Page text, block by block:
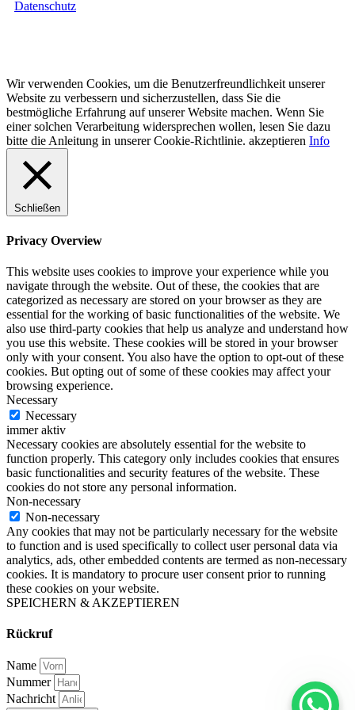
Datenschutz
Wir verwenden Cookies, um die Benutzerfreundlichkeit unserer
Website zu verbessern und sicherzustellen, dass Sie die
bestmögliche Erfahrung auf unserer Website machen. Wenn Sie
einer solchen Verarbeitung widersprechen wollen, lesen Sie dazu
bitte die Anleitung in unserer Cookie-Richtlinie. akzeptieren Info
Schließen
Privacy Overview
This website uses cookies to improve your experience while you
navigate through the website. Out of these, the cookies that are
categorized as necessary are stored on your browser as they are
essential for the working of basic functionalities of the website. We
also use third-party cookies that help us analyze and understand how
you use this website. These cookies will be stored in your browser
only with your consent. You also have the option to opt-out of these
cookies. But opting out of some of these cookies may affect your
browsing experience.
Necessary
Necessary
immer aktiv
Necessary cookies are absolutely essential for the website to
function properly. This category only includes cookies that ensures
basic functionalities and security features of the website. These
cookies do not store any personal information.
Non-necessary
Non-necessary
Any cookies that may not be particularly necessary for the website
to function and is used specifically to collect user personal data via
analytics, ads, other embedded contents are termed as non-necessary
cookies. It is mandatory to procure user consent prior to running
these cookies on your website.
SPEICHERN & AKZEPTIEREN
Rückruf
Name
Nummer
Nachricht